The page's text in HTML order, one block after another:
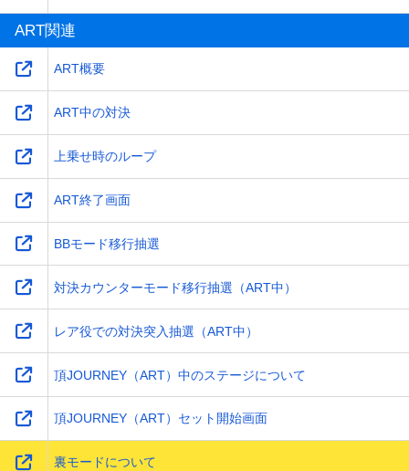
ART関連
ART概要
ART中の対決
上乗せ時のループ
ART終了画面
BBモード移行抽選
対決カウンターモード移行抽選（ART中）
レア役での対決突入抽選（ART中）
頂JOURNEY（ART）中のステージについて
頂JOURNEY（ART）セット開始画面
裏モードについて